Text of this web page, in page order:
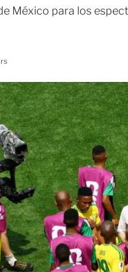
México para los